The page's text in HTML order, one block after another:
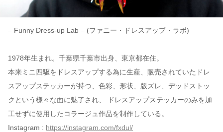
– Funny Dress-up Lab – (ファニー・ドレスアップ・ラボ)
1978年生まれ。千葉県千葉市出身、東京都在住。
本来ミニ四駆をドレスアップする為に生産、販売されていたドレ
スアップステッカーが持つ、色彩、形状、版ズレ、デッドストッ
クという様々な面に魅了され、 ドレスアップステッカーのみを加
工せずに使用したコラージュ作品を制作している。
Instagram : https://instagram.com/fxdul/